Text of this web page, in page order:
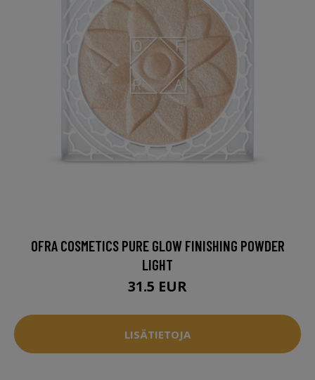
OFRA COSMETICS PURE GLOW FINISHING POWDER
LIGHT
31.5 EUR
LISÄTIETOJA